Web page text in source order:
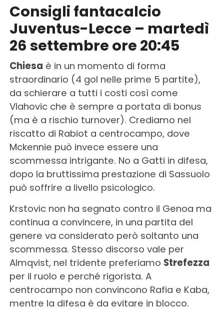
Consigli fantacalcio
Juventus-Lecce – martedì
26 settembre ore 20:45
Chiesa è in un momento di forma
straordinario (4 gol nelle prime 5 partite),
da schierare a tutti i costi così come
Vlahovic che è sempre a portata di bonus
(ma è a rischio turnover). Crediamo nel
riscatto di Rabiot a centrocampo, dove
Mckennie può invece essere una
scommessa intrigante. No a Gatti in difesa,
dopo la bruttissima prestazione di Sassuolo
può soffrire a livello psicologico.
Krstovic non ha segnato contro il Genoa ma
continua a convincere, in una partita del
genere va considerato però soltanto una
scommessa. Stesso discorso vale per
Almqvist, nel tridente preferiamo Strefezza
per il ruolo e perché rigorista. A
centrocampo non convincono Rafia e Kaba,
mentre la difesa è da evitare in blocco.